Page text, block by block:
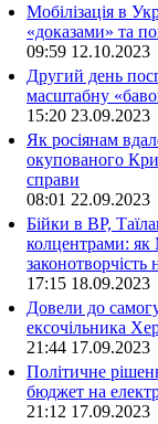
Мобілізація в
«доказами» та
09:59 12.10.2023
Другий день
масштабну
15:20 23.09.2023
Як росіянам
окупованого
справи
08:01 22.09.2023
Бійки в ВР,
колцентрами:
законотворчість
17:15 18.09.2023
Довели до
ексочільника
21:44 17.09.2023
Політичне
бюджет на
21:12 17.09.2023